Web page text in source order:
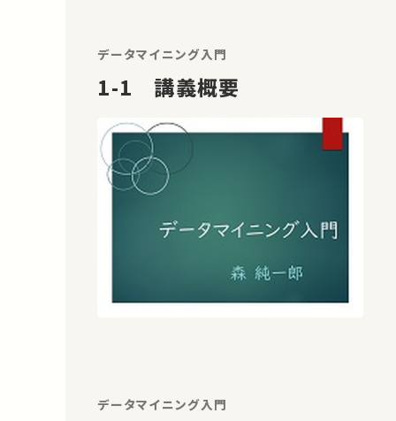
データマイニング入門
1-1 講義概要
データマイニング入門